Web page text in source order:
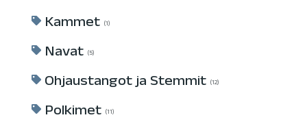
Kammet
1
Navat 5
Ohjaustangot ja Stemmit 12
Polkimet 11